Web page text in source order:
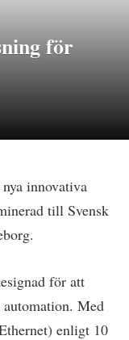
för
innovativa
till Svensk
för att
Med
enligt 10